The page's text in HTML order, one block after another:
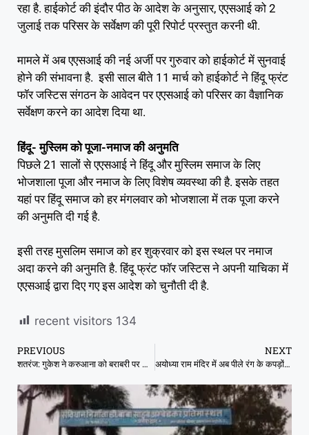
रहा है. हाईकोर्ट की इंदौर पीठ के आदेश के अनुसार, एएसआई को 2
जुलाई तक परिसर के सर्वेक्षण की पूरी रिपोर्ट प्रस्तुत करनी थी.
मामले में अब एएसआई की नई अर्जी पर गुरुवार को हाईकोर्ट में सुनवाई
होने की संभावना है. इसी साल बीते 11 मार्च को हाईकोर्ट ने हिंदू फ्रंट
फॉर जस्टिस संगठन के आवेदन पर एएसआई को परिसर का वैज्ञानिक
सर्वेक्षण करने का आदेश दिया था.
हिंदू- मुस्लिम को पूजा-नमाज की अनुमति
पिछले 21 सालों से एएसआई ने हिंदू और मुस्लिम समाज के लिए
भोजशाला पूजा और नमाज के लिए विशेष व्यवस्था की है. इसके तहत
यहां पर हिंदू समाज को हर मंगलवार को भोजशाला में तक पूजा करने
की अनुमति दी गई है.
इसी तरह मुसलिम समाज को हर शुक्रवार को इस स्थल पर नमाज
अदा करने की अनुमति है. हिंदू फ्रंट फॉर जस्टिस ने अपनी याचिका में
एएसआई द्वारा दिए गए इस आदेश को चुनौती दी है.
recent visitors 134
PREVIOUS
शतरंज: गुकेश ने करुआना को बराबरी पर रोका, प्रज्ञानानंदा ने नेपोमनियाची के साथ अंक बांटे
NEXT
अयोध्या राम मंदिर में अब पीले रंग के कपड़ों में दिखेंगे पुजारी, गर्भगृह में मोबाइल भी हुआ बैन